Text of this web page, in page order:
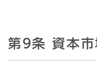
第9条 資本市